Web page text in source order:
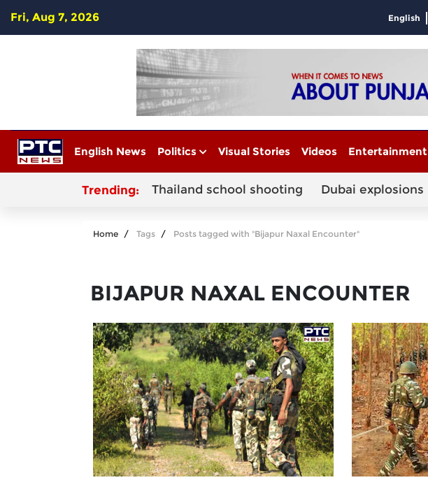
Fri, Aug 7, 2026 English
English News Politics Visual Stories Videos Entertainment
Trending: Thailand school shooting Dubai explosions
Home Tags Posts tagged with "Bijapur Naxal Encounter"
BIJAPUR NAXAL ENCOUNTER